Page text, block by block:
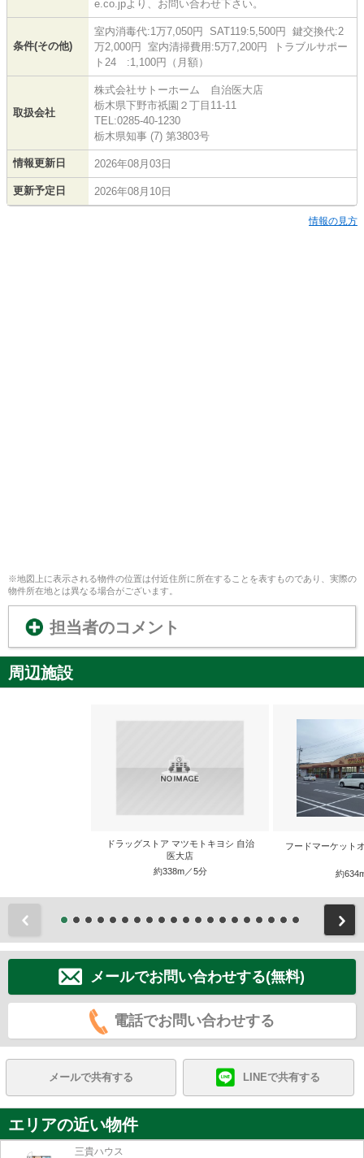
e.co.jpより、お問い合わせ下さい。
条件(その他)
室内消毒代:1万7,050円 SAT119:5,500円 鍵交換代:2
万2,000円 室内清掃費用:5万7,200円 トラブルサポー
ト24 :1,100円（月額）
取扱会社
株式会社サトーホーム 自治医大店
栃木県下野市祇園２丁目11-11
TEL:0285-40-1230
栃木県知事 (7) 第3803号
情報更新日 2026年08月03日
更新予定日 2026年08月10日
情報の見方
※地図上に表示される物件の位置は付近住所に所在することを表すものであり、実際の
物件所在地とは異なる場合がございます。
担当者のコメント
周辺施設
ドラッグストア マツモトキヨシ 自治
医大店
約338m／5分
フードマーケット
約
メールでお問い合わせする(無料)
電話でお問い合わせする
メールで共有する LINEで共有する
エリアの近い物件
三貴ハウス